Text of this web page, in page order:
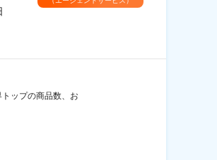
ップの商品数、お